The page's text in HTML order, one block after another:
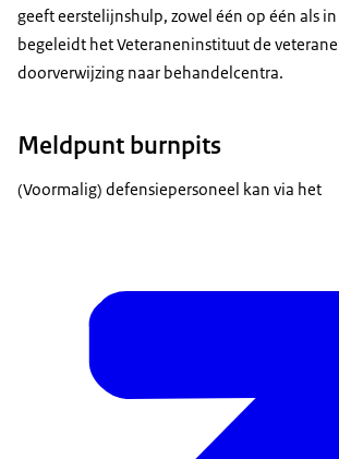
geeft eerstelijnshulp, zowel één op één als
begeleidt het Veteraneninstituut de
doorverwijzing naar behandelcentra.
Meldpunt burnpits
(Voormalig) defensiepersoneel kan via het